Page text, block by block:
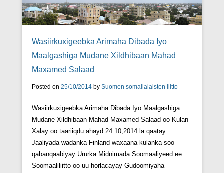
Wasiirkuxigeebka Arimaha Dibada Iyo
Maalgashiga Mudane Xildhibaan Mahad
Maxamed Salaad
Posted on 25/10/2014 by Suomen somalialaisten liitto
Wasiirkuxigeebka Arimaha Dibada Iyo Maalgashiga
Mudane Xildhibaan Mahad Maxamed Salaad oo Kulan
Xalay oo taariiqdu ahayd 24.10,2014 la qaatay
Jaaliyada wadanka Finland waxaana kulanka soo
qabanqaabiyay Ururka Midnimada Soomaaliyeed ee
Soomaaliliitto oo uu horlacayay Gudoomiyaha